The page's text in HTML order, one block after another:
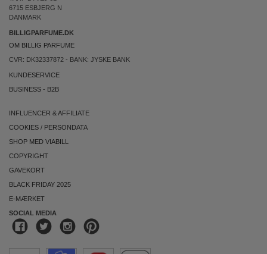
6715 ESBJERG N
DANMARK
BILLIGPARFUME.DK
OM BILLIG PARFUME
CVR: DK32337872 - BANK: JYSKE BANK
KUNDESERVICE
BUSINESS - B2B
INFLUENCER & AFFILIATE
COOKIES / PERSONDATA
SHOP MED VIABILL
COPYRIGHT
GAVEKORT
BLACK FRIDAY 2025
E-MÆRKET
SOCIAL MEDIA